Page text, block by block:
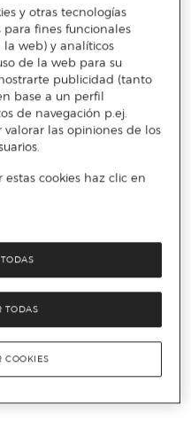
satén 500
y otras tecnologías
para fines funcionales
web) y analíticos
de la web para su
publicidad (tanto
base a un perfil
de navegación p.ej.
valorar las opiniones de los
cookies haz clic en
TODAS
COOKIES